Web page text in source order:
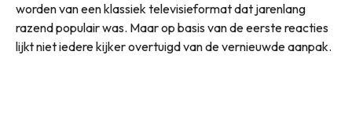
worden van een klassiek televisieformat dat jarenlang
razend populair was. Maar op basis van de eerste reacties
lijkt niet iedere kijker overtuigd van de vernieuwde aanpak.